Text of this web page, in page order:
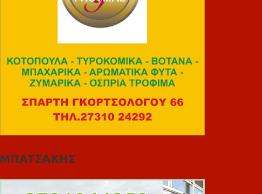
ΜΠΑΤΣΑΚΗΣ